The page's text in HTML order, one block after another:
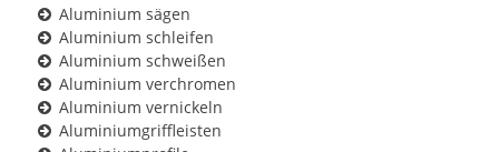
Aluminium sägen
Aluminium schleifen
Aluminium schweißen
Aluminium verchromen
Aluminium vernickeln
Aluminiumgriffleisten